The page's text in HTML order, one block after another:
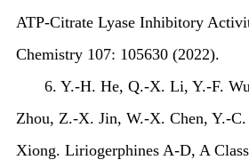
ATP-Citrate Lyase Inhibitory
Chemistry 107: 105630 (2022).
6. Y.-H. He, Q.-X. Li, Y.-F.
Zhou, Z.-X. Jin, W.-X. Chen, Y.-
Xiong. Liriogerphines A-D, A